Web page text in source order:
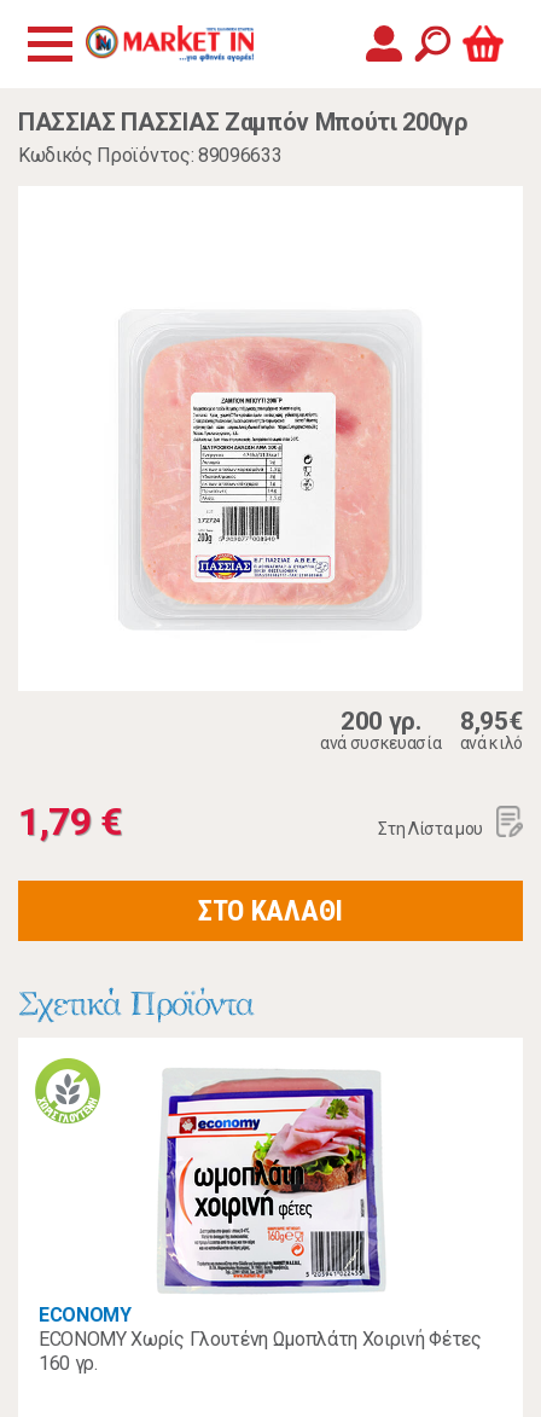
ΠΑΣΣΙΑΣ ΠΑΣΣΙΑΣ Ζαμπόν Μπούτι 200γρ
Κωδικός Προϊόντος: 89096633
200 γρ.
ανά συσκευασία
8,95€
ανά κιλό
1,79 € Στη Λίστα μου
ΣΤΟ ΚΑΛΑΘΙ
Σχετικά Προϊόντα
ECONOMY
ECONOMY Χωρίς Γλουτένη Ωμοπλάτη Χοιρινή Φέτες
160 γρ.